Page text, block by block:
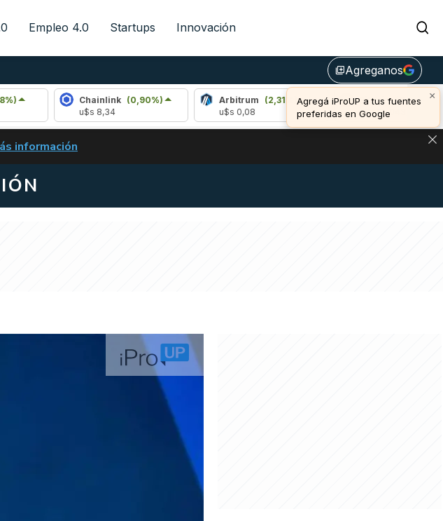
Empleo 4.0 Startups Innovación
library_addAgreganos
×
Agregá iProUP a tus fuentes
preferidas en Google
Chainlink
(0,90%)
Arbitrum
(2,31%)
Bitcoin (0,44%)
u$s 65.043,00
ACT EN ARGENTINA: IMPACTO EN BITCOIN, DÓLAR CRIPTO Y EXCHANGES
información